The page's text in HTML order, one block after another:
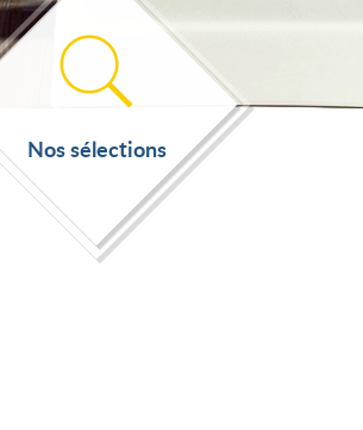
Nos sélections